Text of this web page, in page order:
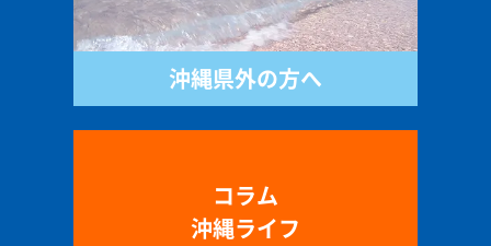
沖縄県外の方へ
コラム
沖縄ライフ